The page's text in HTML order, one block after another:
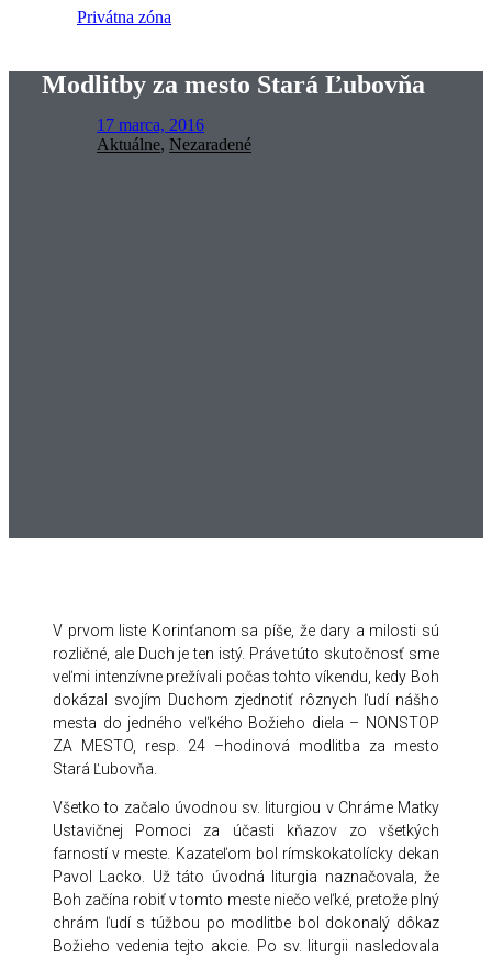
Privátna zóna
Modlitby za mesto Stará Ľubovňa
17 marca, 2016
Aktuálne, Nezaradené
V prvom liste Korinťanom sa píše, že dary a milosti sú
rozličné, ale Duch je ten istý. Práve túto skutočnosť sme
veľmi intenzívne prežívali počas tohto víkendu, kedy Boh
dokázal svojím Duchom zjednotiť rôznych ľudí nášho
mesta do jedného veľkého Božieho diela – NONSTOP
ZA MESTO, resp. 24 –hodinová modlitba za mesto
Stará Ľubovňa.
Všetko to začalo úvodnou sv. liturgiou v Chráme Matky
Ustavičnej Pomoci za účasti kňazov zo všetkých
farností v meste. Kazateľom bol rímskokatolícky dekan
Pavol Lacko. Už táto úvodná liturgia naznačovala, že
Boh začína robiť v tomto meste niečo veľké, pretože plný
chrám ľudí s túžbou po modlitbe bol dokonalý dôkaz
Božieho vedenia tejto akcie. Po sv. liturgii nasledovala